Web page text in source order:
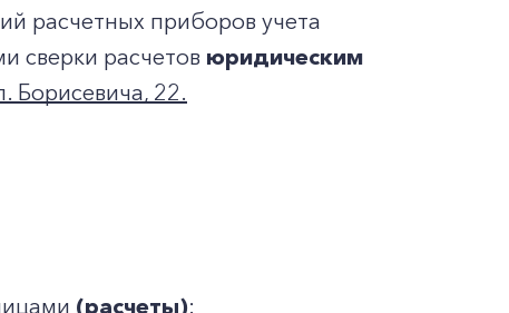
расчетных приборов учета
сверки расчетов юридическим
Борисевича, 22.
(расчеты):